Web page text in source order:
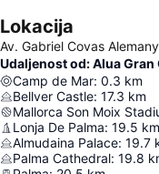
Lokacija
Av. Gabriel Covas
Udaljenost od: Alua Gran
Camp de Mar: 0.3 km
Bellver Castle: 17.3 km
Mallorca Son Moix
Lonja De Palma: 19.5 km
Almudaina Palace: 19.7
Palma Cathedral: 19.8